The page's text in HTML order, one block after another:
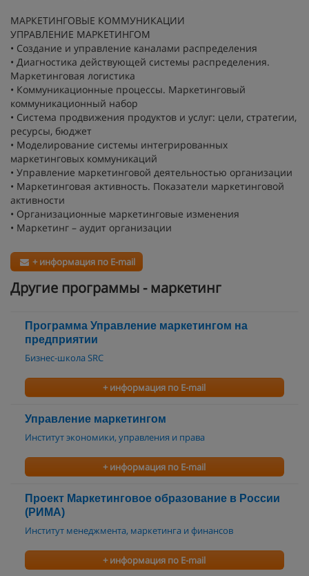
МАРКЕТИНГОВЫЕ КОММУНИКАЦИИ
УПРАВЛЕНИЕ МАРКЕТИНГОМ
• Создание и управление каналами распределения
• Диагностика действующей системы распределения.
Маркетинговая логистика
• Коммуникационные процессы. Маркетинговый
коммуникационный набор
• Система продвижения продуктов и услуг: цели, стратегии,
ресурсы, бюджет
• Моделирование системы интегрированных
маркетинговых коммуникаций
• Управление маркетинговой деятельностью организации
• Маркетинговая активность. Показатели маркетинговой
активности
• Организационные маркетинговые изменения
• Маркетинг – аудит организации
+ информация по E-mail
Другие программы - маркетинг
Программа Управление маркетингом на
предприятии
Бизнес-школа SRC
+ информация по E-mail
Управление маркетингом
Институт экономики, управления и права
+ информация по E-mail
Проект Маркетинговое образование в Росcии
(РИМА)
Институт менеджмента, маркетинга и финансов
+ информация по E-mail